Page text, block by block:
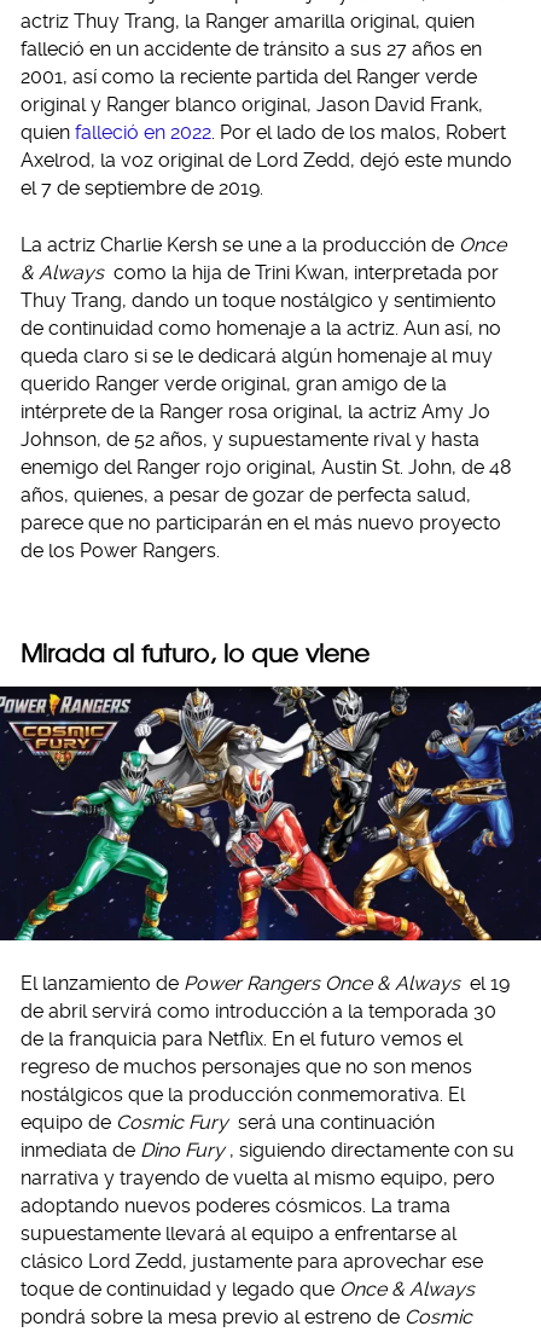
actriz Thuy Trang, la Ranger amarilla original, quien
falleció en un accidente de tránsito a sus 27 años en
2001, así como la reciente partida del Ranger verde
original y Ranger blanco original, Jason David Frank,
quien falleció en 2022 . Por el lado de los malos, Robert
Axelrod, la voz original de Lord Zedd, dejó este mundo
el 7 de septiembre de 2019.
La actriz Charlie Kersh se une a la producción de Once
& Always como la hija de Trini Kwan, interpretada por
Thuy Trang, dando un toque nostálgico y sentimiento
de continuidad como homenaje a la actriz. Aun así, no
queda claro si se le dedicará algún homenaje al muy
querido Ranger verde original, gran amigo de la
intérprete de la Ranger rosa original, la actriz Amy Jo
Johnson, de 52 años, y supuestamente rival y hasta
enemigo del Ranger rojo original, Austin St. John, de 48
años, quienes, a pesar de gozar de perfecta salud,
parece que no participarán en el más nuevo proyecto
de los Power Rangers.
Mirada al futuro, lo que viene
El lanzamiento de Power Rangers Once & Always el 19
de abril servirá como introducción a la temporada 30
de la franquicia para Netflix. En el futuro vemos el
regreso de muchos personajes que no son menos
nostálgicos que la producción conmemorativa. El
equipo de Cosmic Fury será una continuación
inmediata de Dino Fury , siguiendo directamente con su
narrativa y trayendo de vuelta al mismo equipo, pero
adoptando nuevos poderes cósmicos. La trama
supuestamente llevará al equipo a enfrentarse al
clásico Lord Zedd, justamente para aprovechar ese
toque de continuidad y legado que Once & Always
pondrá sobre la mesa previo al estreno de Cosmic